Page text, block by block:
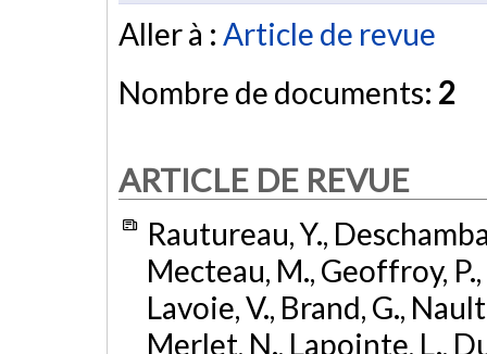
Aller à : Article de revue
Nombre de documents: 2
ARTICLE DE REVUE
Rautureau, Y.,
Mecteau, M., Geoffroy, P.,
Lavoie, V., Brand, G.,
Merlet, N., Lapointe, L.,